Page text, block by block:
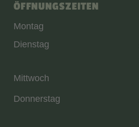
ÖFFNUNGSZEITEN
Montag
Dienstag
Mittwoch
Donnerstag